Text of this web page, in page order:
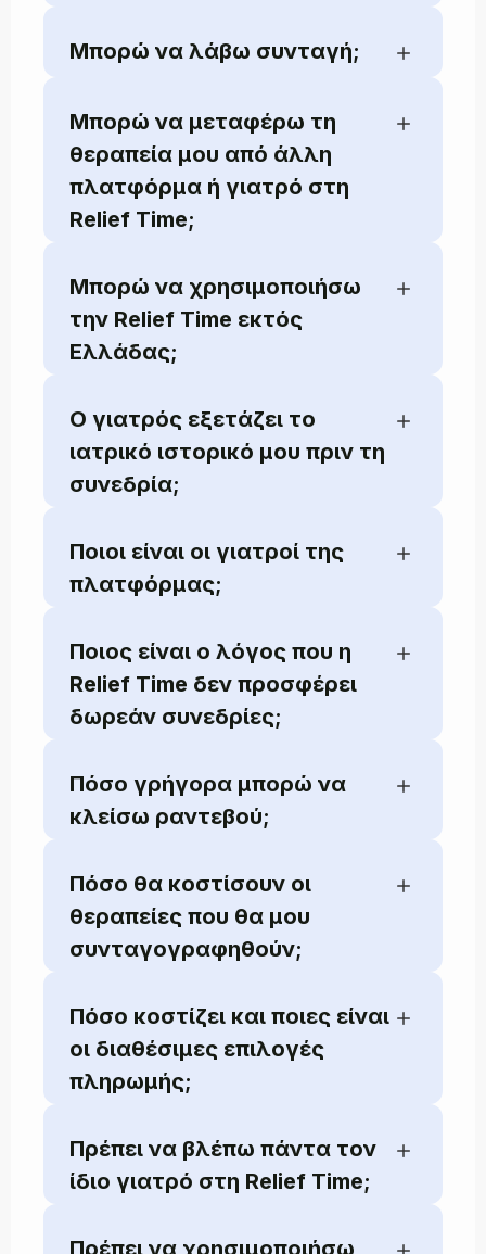
Μπορώ να λάβω συνταγή;
Μπορώ να μεταφέρω τη
θεραπεία μου από άλλη
πλατφόρμα ή γιατρό στη
Relief Time;
Μπορώ να χρησιμοποιήσω
την Relief Time εκτός
Ελλάδας;
Ο γιατρός εξετάζει το
ιατρικό ιστορικό μου πριν τη
συνεδρία;
Ποιοι είναι οι γιατροί της
πλατφόρμας;
Ποιος είναι ο λόγος που η
Relief Time δεν προσφέρει
δωρεάν συνεδρίες;
Πόσο γρήγορα μπορώ να
κλείσω ραντεβού;
Πόσο θα κοστίσουν οι
θεραπείες που θα μου
συνταγογραφηθούν;
Πόσο κοστίζει και ποιες είναι
οι διαθέσιμες επιλογές
πληρωμής;
Πρέπει να βλέπω πάντα τον
ίδιο γιατρό στη Relief Time;
Πρέπει να χρησιμοποιήσω